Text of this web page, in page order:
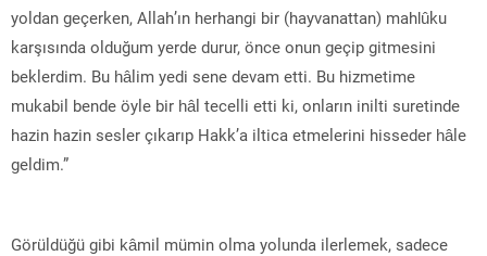
yoldan geçerken, Allah’ın herhangi bir (hayvanattan) mahlûku
karşısında olduğum yerde durur, önce onun geçip gitmesini
beklerdim. Bu hâlim yedi sene devam etti. Bu hizmetime
mukabil bende öyle bir hâl tecelli etti ki, onların inilti suretinde
hazin hazin sesler çıkarıp Hakk’a iltica etmelerini hisseder hâle
geldim.”
Görüldüğü gibi kâmil mümin olma yolunda ilerlemek, sadece